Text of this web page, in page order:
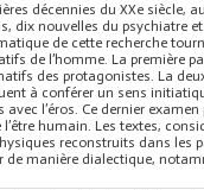
décennies du XXe siècle,
dix nouvelles du psychiatre
de cette recherche
de l’homme. La première
des protagonistes. La
à conférer un sens
l’éros. Ce dernier
humain. Les textes,
reconstruits dans les
manière dialectique,